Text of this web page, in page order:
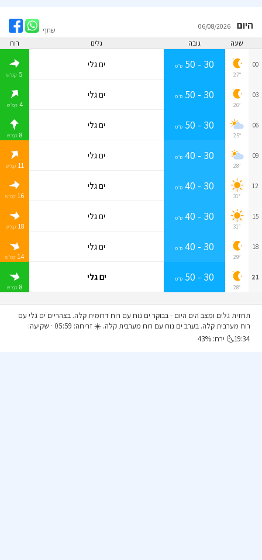
היום
שתף
שעה
גובה גלים רוח
00
27°
30 - 50 ס״מ ים גלי
5 קמ״ש
03
26°
30 - 50 ס״מ ים גלי
4 קמ״ש
06
25°
30 - 50 ס״מ ים גלי
8 קמ״ש
09
28°
30 - 40 ס״מ ים גלי
11 קמ״ש
12
31°
30 - 40 ס״מ ים גלי
16 קמ״ש
15
31°
30 - 40 ס״מ ים גלי
18 קמ״ש
18
29°
30 - 40 ס״מ ים גלי
14 קמ״ש
21
28°
30 - 50 ס״מ ים גלי
8 קמ״ש
תחזית גלים ומצב הים היום - בבוקר ים נוח עם רוח דרומית קלה. בצהריים ים גלי עם
רוח מערבית קלה. בערב ים נוח עם רוח מערבית קלה. ☀️ זריחה: 05:59 · שקיעה:
19:34🌜 ירח: 43%